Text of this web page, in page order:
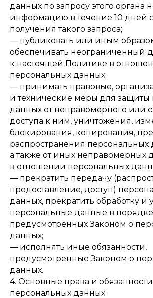
данных по запросу этого органа
информацию в течение 10 дней
получения такого запроса;
— публиковать или иным
обеспечивать неограниченный
к настоящей Политике в
персональных данных;
— принимать правовые,
и технические меры для защиты
данных от неправомерного или
доступа к ним, уничтожения,
блокирования, копирования,
распространения персональных
а также от иных неправомерных
в отношении персональных
— прекратить передачу
предоставление, доступ)
данных, прекратить обработку и
персональные данные в порядке
предусмотренных Законом о
данных;
— исполнять иные обязанности,
предусмотренные Законом о
данных.
4. Основные права и обязанности
персональных данных